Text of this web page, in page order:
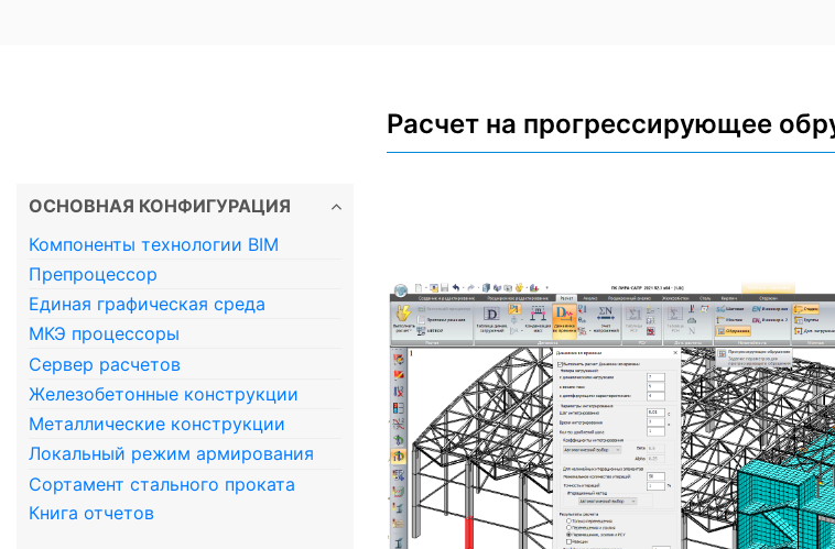
ОСНОВНАЯ КОНФИГУРАЦИЯ
Компоненты технологии BIM
Препроцессор
Единая графическая среда
МКЭ процессоры
Сервер расчетов
Железобетонные конструкции
Металлические конструкции
Локальный режим армирования
Сортамент стального проката
Книга отчетов
Расчет на прогрессирующее